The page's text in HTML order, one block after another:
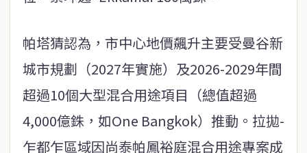
帕塔猜認為，市中心地價飆升主要受曼谷新
城市規劃（2027年實施）及2026-2029年間
超過10個大型混合用途項目（總值超過
4,000億銖，如One Bangkok）推動。拉拋-
乍都乍區域因尚泰帕鳳裕庭混合用途專案成